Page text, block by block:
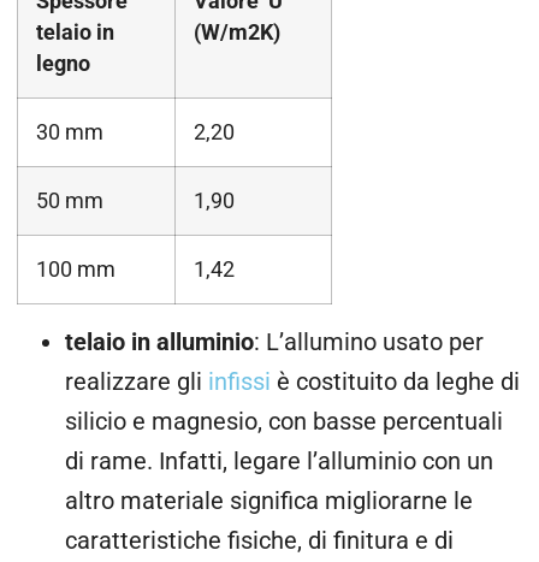
telaio in
legno
(W/m2K)
30 mm 2,20
50 mm 1,90
100 mm 1,42
telaio in alluminio: L’allumino usato per
realizzare gli infissi è costituito da leghe di
silicio e magnesio, con basse percentuali
di rame. Infatti, legare l’alluminio con un
altro materiale significa migliorarne le
caratteristiche fisiche, di finitura e di